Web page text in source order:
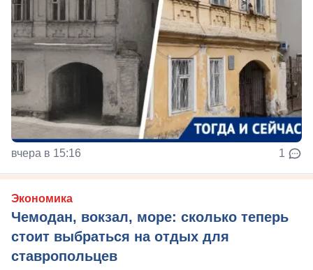
вчера в 15:16 1
Экономика
Чемодан, вокзал, море: сколько теперь
стоит выбраться на отдых для
ставропольцев